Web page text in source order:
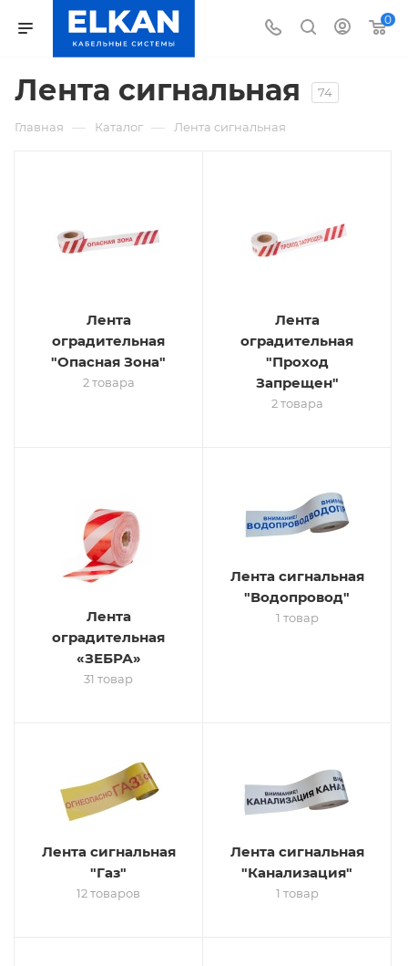
0
Лента сигнальная 74
Главная — Каталог — Лента сигнальная
Лента
оградительная
"Опасная Зона"
2 товара
Лента
оградительная
"Проход
Запрещен"
2 товара
Лента
оградительная
«ЗЕБРА»
31 товар
Лента сигнальная
"Водопровод"
1 товар
Лента сигнальная
"Газ"
12 товаров
Лента сигнальная
"Канализация"
1 товар